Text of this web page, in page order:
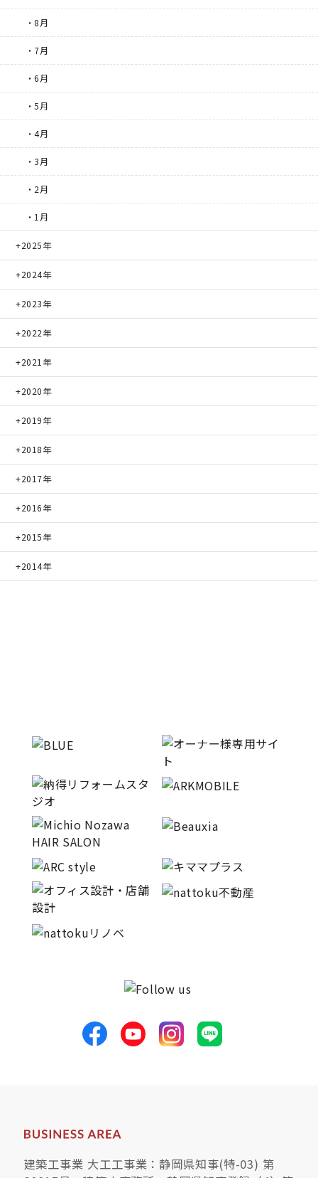
・8月
・7月
・6月
・5月
・4月
・3月
・2月
・1月
2025年
2024年
2023年
2022年
2021年
2020年
2019年
2018年
2017年
2016年
2015年
2014年
建築工事業 大工工事業：静岡県知事(特-03) 第